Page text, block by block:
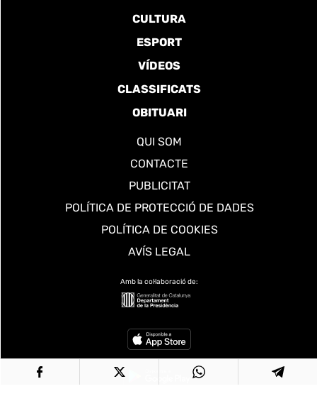
CULTURA
ESPORT
VÍDEOS
CLASSIFICATS
OBITUARI
QUI SOM
CONTACTE
PUBLICITAT
POLÍTICA DE PROTECCIÓ DE DADES
POLÍTICA DE COOKIES
AVÍS LEGAL
Amb la col·laboració de: